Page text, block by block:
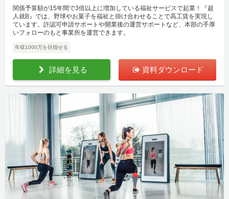
関係予算額が15年間で3倍以上に増加している福祉サービスで起業！『超
人就B』では、野球やお菓子を福祉と掛け合わせることで高工賃を実現し
ています。許認可申請サポートや開業後の運営サポートなど、本部の手厚
いフォローのもと事業所を運営できます。
年収1000万を目指せる
詳細を見る 資料ダウンロード